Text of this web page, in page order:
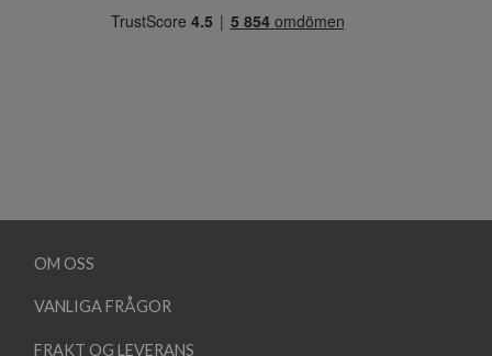
OM OSS
VANLIGA FRÅGOR
FRAKT OG LEVERANS